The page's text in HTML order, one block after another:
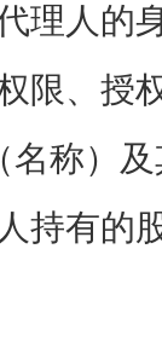
理人的
限、授
称）
持有的